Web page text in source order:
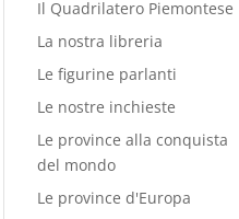
Il Quadrilatero Piemontese
La nostra libreria
Le figurine parlanti
Le nostre inchieste
Le province alla conquista
del mondo
Le province d'Europa